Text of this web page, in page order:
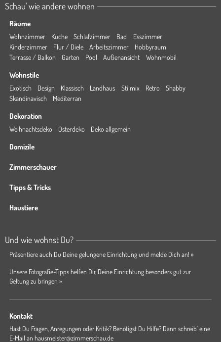
Schau' wie andere wohnen
Räume
Wohnzimmer Küche Schlafzimmer Bad
Esszimmer
Kinderzimmer
Flur / Diele Arbeitszimmer
Hobbyraum
Terrasse / Balkon
Garten Pool Außenansicht Wohnmobil
Wohnstile
Exotisch Design Klassisch Landhaus Stilmix Retro
Shabby
Skandinavisch
Mediterran
Dekoration
Weihnachtsdeko Osterdeko Deko allgemein
Domizile
Zimmerschauer
Tipps & Tricks
Haustiere
Und wie wohnst Du?
Präsentiere auch Du Deine gelungene Einrichtung und melde Dich an! »
Unsere Fotografie-Tipps helfen Dir, Deine Einrichtung besonders gut zur
Geltung zu bringen »
Kontakt
Hast Du Fragen, Anregungen oder Kritik? Benötigst Du Hilfe? Dann schreib' eine
E-Mail an hausmeister@zimmerschau.de